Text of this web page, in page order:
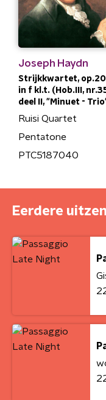
Joseph Haydn
Strijkkwartet, op.20
in f kl.t. (Hob.III,
deel II, "Minuet -
Ruisi Quartet
Pentatone
PTC5187040
Eerdere